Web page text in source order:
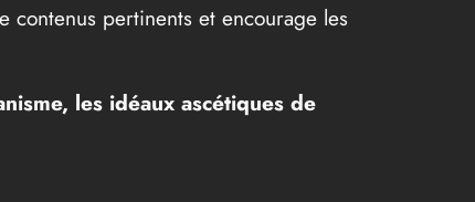
contenus pertinents et encourage les
les idéaux ascétiques de